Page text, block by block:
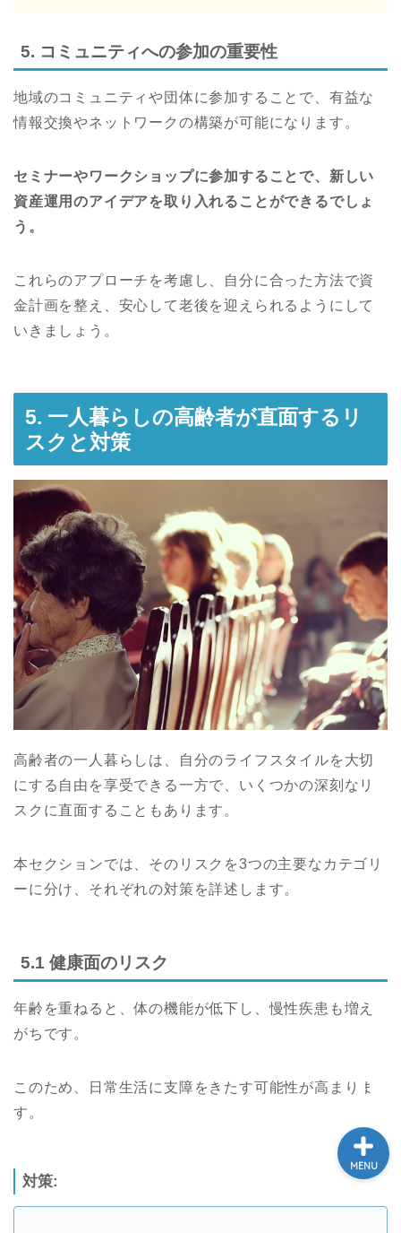
5. コミュニティへの参加の重要性
地域のコミュニティや団体に参加することで、有益な
情報交換やネットワークの構築が可能になります。
セミナーやワークショップに参加することで、新しい
資産運用のアイデアを取り入れることができるでしょ
う。
これらのアプローチを考慮し、自分に合った方法で資
金計画を整え、安心して老後を迎えられるようにして
いきましょう。
5. 一人暮らしの高齢者が直面するリ
スクと対策
高齢者の一人暮らしは、自分のライフスタイルを大切
にする自由を享受できる一方で、いくつかの深刻なリ
スクに直面することもあります。
本セクションでは、そのリスクを3つの主要なカテゴリ
ーに分け、それぞれの対策を詳述します。
5.1 健康面のリスク
年齢を重ねると、体の機能が低下し、慢性疾患も増え
がちです。
このため、日常生活に支障をきたす可能性が高まりま
す。
対策:
MENU